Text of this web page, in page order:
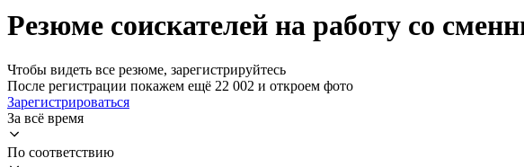
Резюме соискателей на работу со
Чтобы видеть все резюме, зарегистрируйтесь
После регистрации покажем ещё 22 002 и откроем фото
Зарегистрироваться
За всё время
По соответствию